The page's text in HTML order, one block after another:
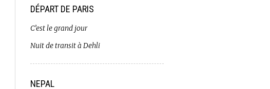
DÉPART DE PARIS
C’est le grand jour
Nuit de transit à Dehli
NEPAL